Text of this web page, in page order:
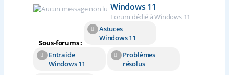
Windows 11
Forum dédié à Windows 11
⊢Sous-forums :
Astuces
Windows 11
Entraide
Windows 11
Problèmes
résolus